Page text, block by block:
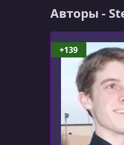
Авторы -
+139